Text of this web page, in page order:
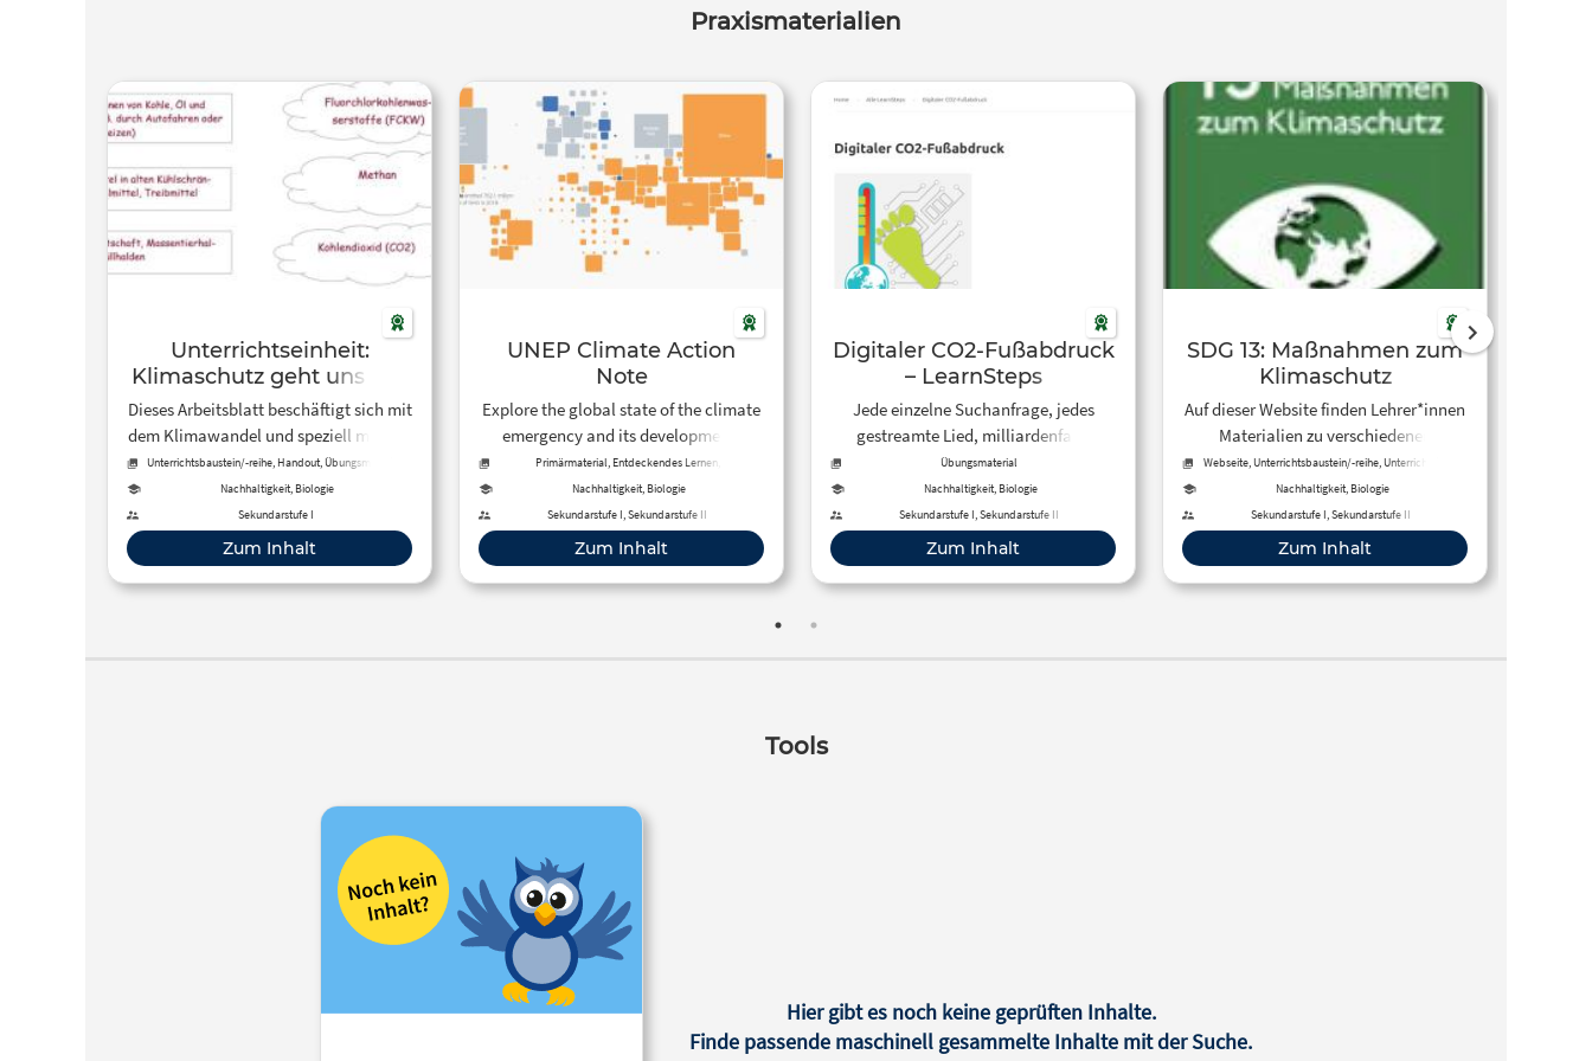
Praxismaterialien
Unterrichtseinheit:
Klimaschutz geht uns alle
an!
Dieses Arbeitsblatt beschäftigt sich mit
dem Klimawandel und speziell mit den
Fragen wie der Klimawandel
funktioniert und was wir Menschen tun
können, um ihn aufzuhalten.
Unterrichtsbaustein/-reihe, Handout, Übungsmaterial,
Nachhaltigkeit, Biologie
Sekundarstufe I
Zum Inhalt
UNEP Climate Action
Note
Explore the global state of the climate
emergency and its development,
impacts across the world, climate
action by country and more.
Primärmaterial, Entdeckendes Lernen,
Textbausteine, Daten
Nachhaltigkeit, Biologie
Sekundarstufe I, Sekundarstufe II
Zum Inhalt
Digitaler CO2-Fußabdruck
– LearnSteps
Jede einzelne Suchanfrage, jedes
gestreamte Lied, milliardenfach
ausgeführt überall auf der Welt, ist für
einen global immer größer werdenden
Strombedarf verantwortlich – und
damit auch für steigende CO2-
Emissionen.
Übungsmaterial
Nachhaltigkeit, Biologie
Sekundarstufe I, Sekundarstufe II
Zum Inhalt
SDG 13: Maßnahmen zum
Klimaschutz
Auf dieser Website finden Lehrer*innen
Materialien zu verschiedenen
Lerneinheiten und Lernstationen des
SDG 13: Maßnahmen zum
Klimaschutz, die sehr gut im
Unterricht durchgenommen werden
können.
Webseite, Unterrichtsbaustein/-reihe, Unterrichtsidee,
Nachhaltigkeit, Biologie
Sekundarstufe I, Sekundarstufe II
Zum Inhalt
Tools
Hier gibt es noch keine geprüften Inhalte.
Finde passende maschinell gesammelte Inhalte mit der Suche.